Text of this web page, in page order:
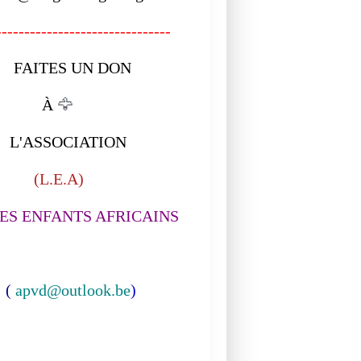
UN DON
🦅
ENFANTS AFRICAINS
apvd@outlook.be)